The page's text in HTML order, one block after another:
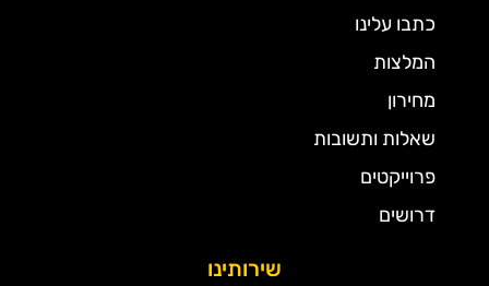
כתבו עלינו
המלצות
מחירון
שאלות ותשובות
פרוייקטים
דרושים
שירותינו